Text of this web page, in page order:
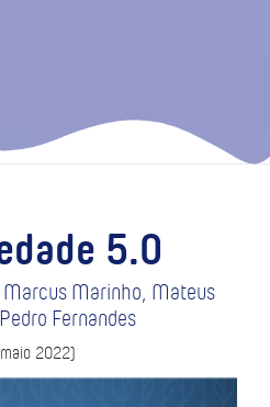
5.0
Marcus Marinho, Mateus
Fernandes
2022)